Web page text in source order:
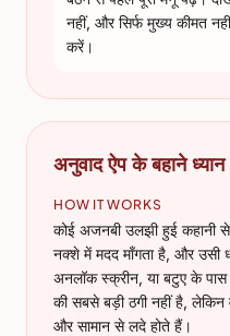
नहीं, और सिर्फ मुख्य कीमत
करें।
अनुवाद ऐप के बहाने
HOW IT WORKS
कोई अजनबी उलझी हुई कहानी
नक्शे में मदद माँगता है, और उसी
अनलॉक स्क्रीन, या बटुए के
की सबसे बड़ी ठगी नहीं है,
और सामान से लदे होते हैं।